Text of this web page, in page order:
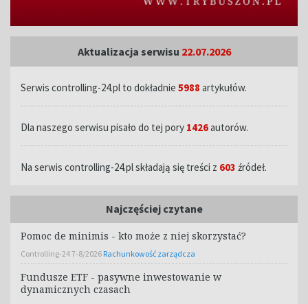
Aktualizacja serwisu 22.07.2026
Serwis controlling-24.pl to dokładnie 5988 artykułów.
Dla naszego serwisu pisało do tej pory 1426autorów.
Na serwis controlling-24.pl składają się treści z 603 źródeł.
Najczęściej czytane
Pomoc de minimis - kto może z niej skorzystać?
Controlling-24 7-8/2026 Rachunkowość zarządcza
Fundusze ETF - pasywne inwestowanie w
dynamicznych czasach